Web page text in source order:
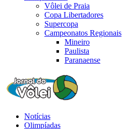
Vôlei de Praia
Copa Libertadores
Supercopa
Campeonatos Regionais
Mineiro
Paulista
Paranaense
Notícias
Olimpíadas